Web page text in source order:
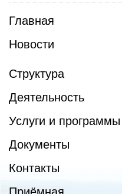
Главная
Новости
Структура
Деятельность
Услуги и программы
Документы
Контакты